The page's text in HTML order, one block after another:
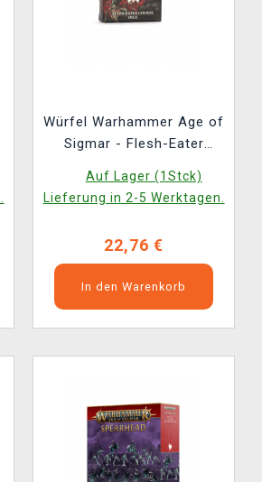
Würfel Warhammer Age of
Sigmar - Flesh-Eater
Auf Lager (1Stck)
Lieferung in 2-5 Werktagen.
22,76 €
In den Warenkorb